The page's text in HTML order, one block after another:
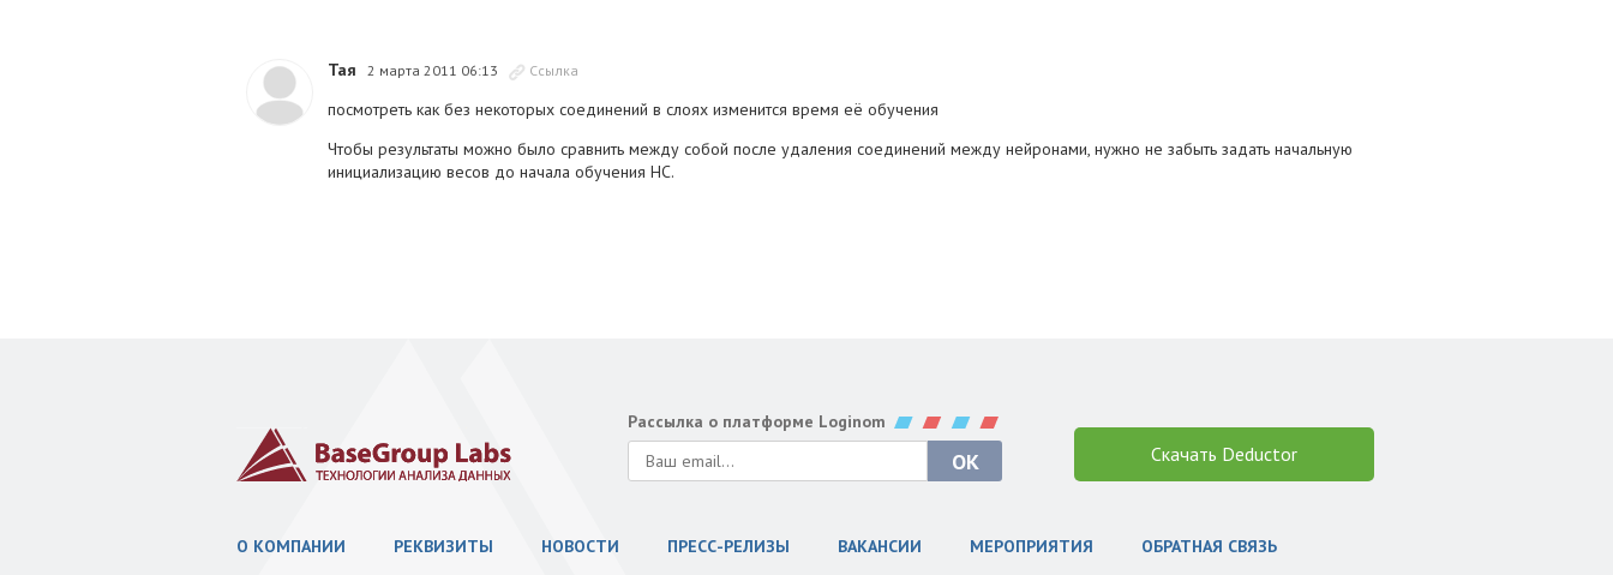
Тая 2 марта 2011 06:13 Ссылка
посмотреть как без некоторых соединений в слоях изменится время её обучения
Чтобы результаты можно было сравнить между собой после удаления соединений между нейронами, нужно не забыть задать начальную
инициализацию весов до начала обучения НС.
Рассылка о платформе Loginom
Скачать Deductor
О КОМПАНИИ РЕКВИЗИТЫ НОВОСТИ ПРЕСС-РЕЛИЗЫ ВАКАНСИИ МЕРОПРИЯТИЯ ОБРАТНАЯ СВЯЗЬ